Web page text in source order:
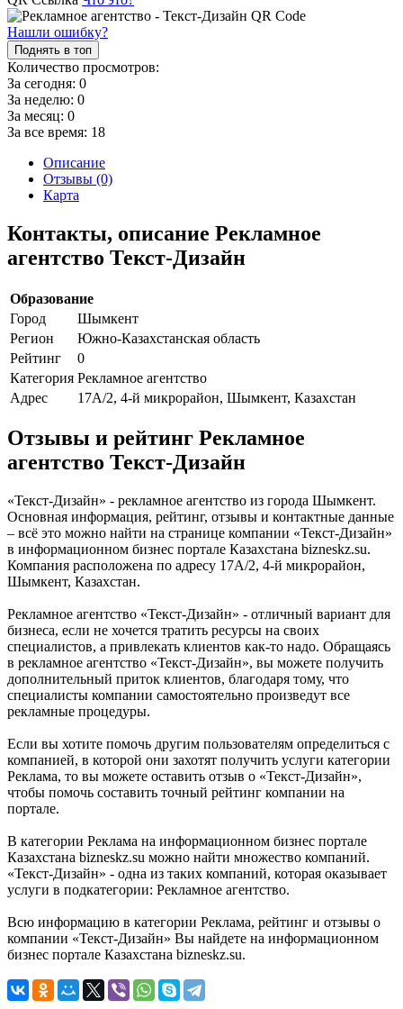
Нашли ошибку?
Поднять в топ
Количество просмотров:
За сегодня: 0
За неделю: 0
За месяц: 0
За все время: 18
Описание
Отзывы (0)
Карта
Контакты, описание Рекламное
агентство Текст-Дизайн
Образование
Город
Шымкент
Регион
Южно-Казахстанская область
Рейтинг
0
Категория Рекламное агентство
Адрес
17А/2, 4-й микрорайон, Шымкент, Казахстан
Отзывы и рейтинг Рекламное
агентство Текст-Дизайн
«Текст-Дизайн» - рекламное агентство из города Шымкент.
Основная информация, рейтинг, отзывы и контактные данные
– всё это можно найти на странице компании «Текст-Дизайн»
в информационном бизнес портале Казахстана bizneskz.su.
Компания расположена по адресу 17А/2, 4-й микрорайон,
Шымкент, Казахстан.
Рекламное агентство «Текст-Дизайн» - отличный вариант для
бизнеса, если не хочется тратить ресурсы на своих
специалистов, а привлекать клиентов как-то надо. Обращаясь
в рекламное агентство «Текст-Дизайн», вы можете получить
дополнительный приток клиентов, благодаря тому, что
специалисты компании самостоятельно произведут все
рекламные процедуры.
Если вы хотите помочь другим пользователям определиться с
компанией, в которой они захотят получить услуги категории
Реклама, то вы можете оставить отзыв о «Текст-Дизайн»,
чтобы помочь составить точный рейтинг компании на
портале.
В категории Реклама на информационном бизнес портале
Казахстана bizneskz.su можно найти множество компаний.
«Текст-Дизайн» - одна из таких компаний, которая оказывает
услуги в подкатегории: Рекламное агентство.
Всю информацию в категории Реклама, рейтинг и отзывы о
компании «Текст-Дизайн» Вы найдете на информационном
бизнес портале Казахстана bizneskz.su.